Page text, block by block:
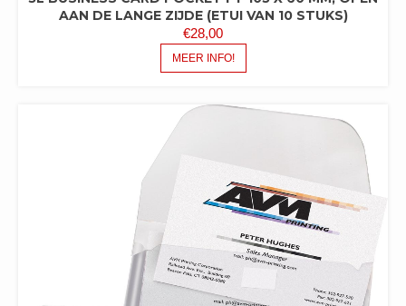
AAN DE LANGE ZIJDE (ETUI VAN 10 STUKS)
€28,00
MEER INFO!